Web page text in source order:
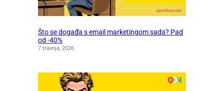
Što se događa s email marketingom sada? Pad
od -40%
7 travnja, 2026